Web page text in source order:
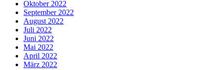
Oktober 2022
September 2022
August 2022
Juli 2022
Juni 2022
Mai 2022
April 2022
März 2022